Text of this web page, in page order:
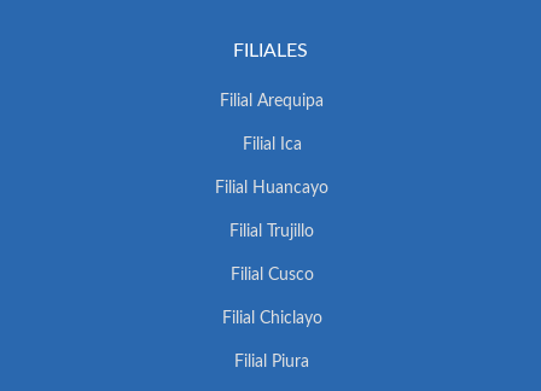
FILIALES
Filial Arequipa
Filial Ica
Filial Huancayo
Filial Trujillo
Filial Cusco
Filial Chiclayo
Filial Piura